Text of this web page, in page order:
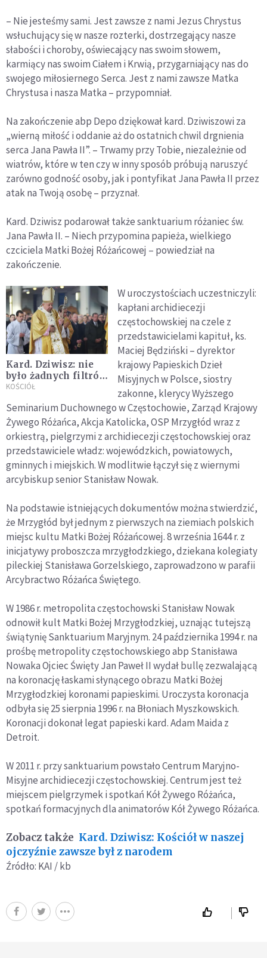
– Nie jesteśmy sami. Jest zawsze z nami Jezus Chrystus
wsłuchujący się w nasze rozterki, dostrzegający nasze
słabości i choroby, oświecający nas swoim słowem,
karmiący nas swoim Ciałem i Krwią, przygarniający nas do
swojego miłosiernego Serca. Jest z nami zawsze Matka
Chrystusa i nasza Matka – przypomniał.
Na zakończenie abp Depo dziękował kard. Dziwiszowi za
„wierną miłość i oddanie aż do ostatnich chwil drgnienia
serca Jana Pawła II”. – Trwamy przy Tobie, niezależnie od
wiatrów, które w ten czy w inny sposób próbują naruszyć
zarówno godność osoby, jak i pontyfikat Jana Pawła II przez
atak na Twoją osobę – przyznał.
Kard. Dziwisz podarował także sanktuarium różaniec św.
Jana Pawła II. – Niech przypomina papieża, wielkiego
czciciela Matki Bożej Różańcowej – powiedział na
zakończenie.
Kard. Dziwisz: nie
było żadnych filtrów
i blokad informacji
KOŚCIÓŁ
W uroczystościach uczestniczyli:
kapłani archidiecezji
częstochowskiej na czele z
przedstawicielami kapituł, ks.
Maciej Będziński – dyrektor
krajowy Papieskich Dzieł
Misyjnych w Polsce, siostry
zakonne, klerycy Wyższego
Seminarium Duchownego w Częstochowie, Zarząd Krajowy
Żywego Różańca, Akcja Katolicka, OSP Mrzygłód wraz z
orkiestrą, pielgrzymi z archidiecezji częstochowskiej oraz
przedstawiciele władz: wojewódzkich, powiatowych,
gminnych i miejskich. W modlitwie łączył się z wiernymi
arcybiskup senior Stanisław Nowak.
Na podstawie istniejących dokumentów można stwierdzić,
że Mrzygłód był jednym z pierwszych na ziemiach polskich
miejsc kultu Matki Bożej Różańcowej. 8 września 1644 r. z
inicjatywy proboszcza mrzygłodzkiego, dziekana kolegiaty
pileckiej Stanisława Gorzelskiego, zaprowadzono w parafii
Arcybractwo Różańca Świętego.
W 1986 r. metropolita częstochowski Stanisław Nowak
odnowił kult Matki Bożej Mrzygłodzkiej, uznając tutejszą
świątynię Sanktuarium Maryjnym. 24 października 1994 r. na
prośbę metropolity częstochowskiego abp Stanisława
Nowaka Ojciec Święty Jan Paweł II wydał bullę zezwalającą
na koronację łaskami słynącego obrazu Matki Bożej
Mrzygłodzkiej koronami papieskimi. Uroczysta koronacja
odbyła się 25 sierpnia 1996 r. na Błoniach Myszkowskich.
Koronacji dokonał legat papieski kard. Adam Maida z
Detroit.
W 2011 r. przy sanktuarium powstało Centrum Maryjno-
Misyjne archidiecezji częstochowskiej. Centrum jest też
miejscem pielgrzymek i spotkań Kół Żywego Różańca,
spotkań formacyjnych dla animatorów Kół Żywego Różańca.
Zobacz także Kard. Dziwisz: Kościół w naszej
ojczyźnie zawsze był z narodem
Źródło: KAI / kb